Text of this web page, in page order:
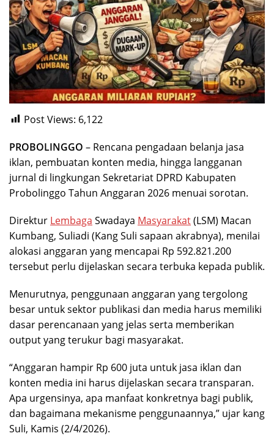
Post Views: 6,122
PROBOLINGGO – Rencana pengadaan belanja jasa
iklan, pembuatan konten media, hingga langganan
jurnal di lingkungan Sekretariat DPRD Kabupaten
Probolinggo Tahun Anggaran 2026 menuai sorotan.
Direktur Lembaga Swadaya Masyarakat(LSM) Macan
Kumbang, Suliadi (Kang Suli sapaan akrabnya), menilai
alokasi anggaran yang mencapai Rp 592.821.200
tersebut perlu dijelaskan secara terbuka kepada publik.
Menurutnya, penggunaan anggaran yang tergolong
besar untuk sektor publikasi dan media harus memiliki
dasar perencanaan yang jelas serta memberikan
output yang terukur bagi masyarakat.
“Anggaran hampir Rp 600 juta untuk jasa iklan dan
konten media ini harus dijelaskan secara transparan.
Apa urgensinya, apa manfaat konkretnya bagi publik,
dan bagaimana mekanisme penggunaannya,” ujar kang
Suli, Kamis (2/4/2026).